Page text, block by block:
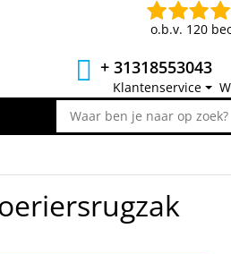
o.b.v. 120
+ 31318553043
Klantenservice